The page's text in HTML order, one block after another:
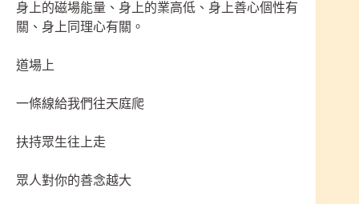
身上的磁場能量、身上的業高低、身上善心個性有
關、身上同理心有關。
道場上
一條線給我們往天庭爬
扶持眾生往上走
眾人對你的善念越大